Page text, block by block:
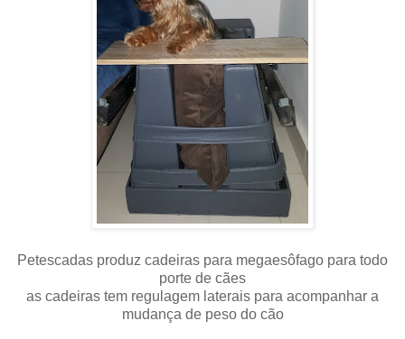
Petescadas produz cadeiras para megaesôfago para todo
porte de cães
as cadeiras tem regulagem laterais para acompanhar a
mudança de peso do cão